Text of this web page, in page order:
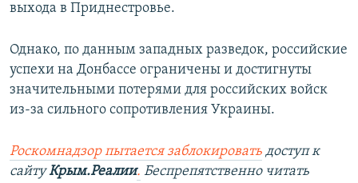
выхода в Приднестровье.
Однако, по данным западных разведок, российские
успехи на Донбассе ограничены и достигнуты
значительными потерями для российских войск
из-за сильного сопротивления Украины.
Роскомнадзор пытается заблокировать доступ к
сайтуКрым.Реалии. Беспрепятственно читать